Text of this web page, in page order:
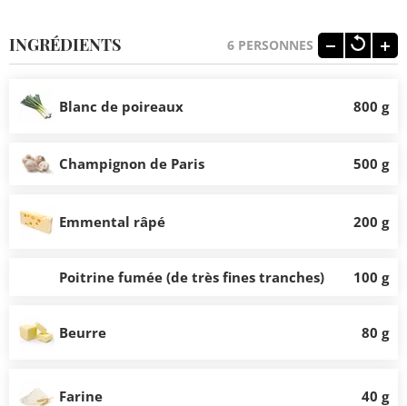
INGRÉDIENTS 6 PERSONNES
Blanc de poireaux 800 g
Champignon de Paris 500 g
Emmental râpé 200 g
Poitrine fumée (de très fines tranches) 100 g
Beurre 80 g
Farine 40 g